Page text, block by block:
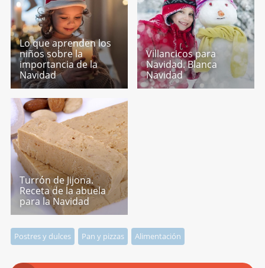
Lo que aprenden los
niños sobre la
importancia de la
Navidad
Villancicos para
Navidad. Blanca
Navidad
Turrón de Jijona.
Receta de la abuela
para la Navidad
Postres y dulces Pan y pizzas Alimentación